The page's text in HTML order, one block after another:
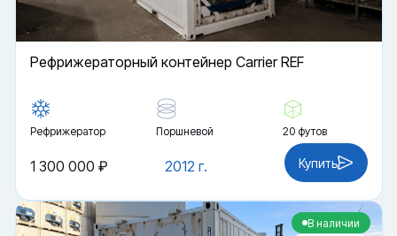
Рефрижераторный контейнер Carrier REF
Рефрижератор Поршневой 20 футов
2012 г.
1 300 000 ₽ Купить
В наличии